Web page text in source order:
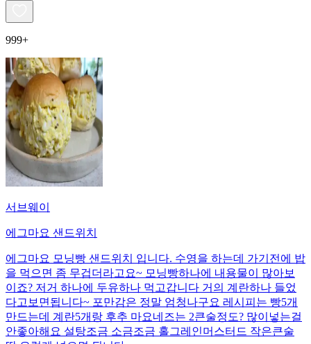
999+
서브웨이
에그마요 샌드위치
에그마요 모닝빵 샌드위치 입니다. 수영을 하는데 가기전에 밥
을 먹으면 좀 무겁더라고요~ 모닝빵하나에 내용물이 많아보
이죠? 저거 하나에 두유하나 먹고갑니다 거의 계란하나 들었
다고보면됩니다~ 포만감은 정말 엄청나구요 레시피는 빵5개
만드는데 계란5개랑 후추 마요네즈는 2큰술정도? 많이넣는걸
안좋아해요 설탕조금 소금조금 홀그레인머스터드 작은큰술